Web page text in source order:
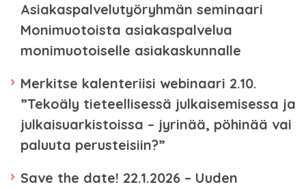
Asiakaspalvelutyöryhmän seminaari
Monimuotoista asiakaspalvelua
monimuotoiselle asiakaskunnalle
Merkitse kalenteriisi webinaari 2.10.
”Tekoäly tieteellisessä julkaisemisessa ja
julkaisuarkistoissa – jyrinää, pöhinää vai
paluuta perusteisiin?”
Save the date! 22.1.2026 – Uuden